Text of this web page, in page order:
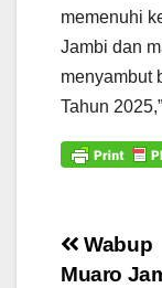
memenuhi
Jambi dan
menyambut
Tahun
Wabup
Muaro